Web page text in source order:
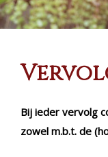
Bij ieder vervolg
zowel m.b.t. de